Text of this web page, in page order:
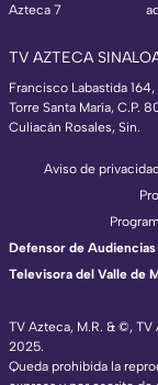
Azteca 7
TV AZTECA
Francisco Labastida 164,
Torre Santa María, C.P.
Culiacán Rosales, Sin.
TV Azteca, M.R. & ©, TV
2025.
Queda prohibida la
Aviso de
Defensor de
Televisora del Valle de